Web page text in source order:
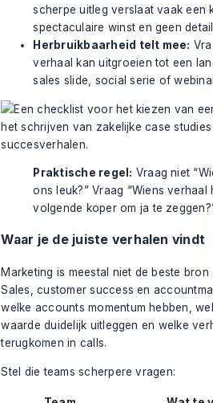
scherpe uitleg verslaat vaak een
spectaculaire winst en geen
Herbruikbaarheid telt mee:
verhaal kan uitgroeien tot een
sales slide, social serie of
Praktische regel: Vraag niet
ons leuk?” Vraag “Wiens verhaal
volgende koper om ja te
Waar je de juiste verhalen vindt
Marketing is meestal niet de beste
Sales, customer success en
welke accounts momentum hebben,
waarde duidelijk uitleggen en welke
terugkomen in calls.
Stel die teams scherpere vragen: